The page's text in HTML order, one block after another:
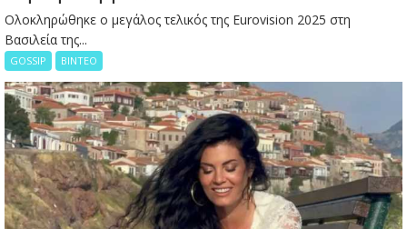
Ολοκληρώθηκε ο μεγάλος τελικός της Eurovision 2025 στη
Βασιλεία της...
GOSSIP ΒΙΝΤΕΟ